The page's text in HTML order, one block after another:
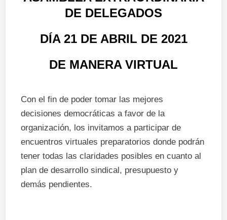
DE DELEGADOS
DÍA 21 DE ABRIL DE 2021
DE MANERA VIRTUAL
Con el fin de poder tomar las mejores
decisiones democráticas a favor de la
organización, los invitamos a participar de
encuentros virtuales preparatorios donde podrán
tener todas las claridades posibles en cuanto al
plan de desarrollo sindical, presupuesto y
demás pendientes.